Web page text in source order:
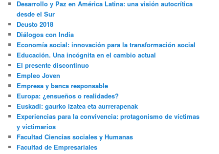
Desarrollo y Paz en América Latina: una visión autocrítica
desde el Sur
Deusto 2018
Diálogos con India
Economía social: innovación para la transformación social
Educación. Una incógnita en el cambio actual
El presente discontinuo
Empleo Joven
Empresa y banca responsable
Europa: ¿ensueños o realidades?
Euskadi: gaurko izatea eta aurrerapenak
Experiencias para la convivencia: protagonismo de víctimas
y victimarios
Facultad Ciencias sociales y Humanas
Facultad de Empresariales